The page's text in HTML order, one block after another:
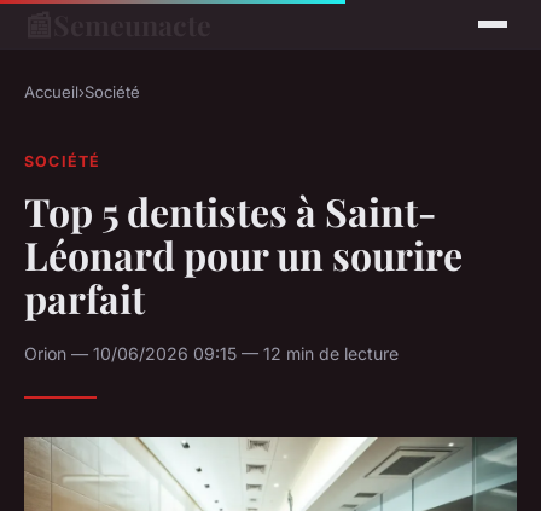
Accueil›Société
SOCIÉTÉ
Top 5 dentistes à Saint-
Léonard pour un sourire
parfait
Orion — 10/06/2026 09:15 — 12 min de lecture